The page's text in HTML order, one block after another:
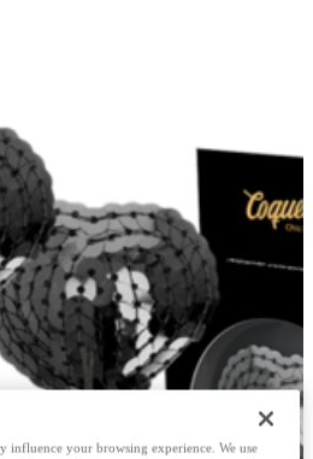
influence your browsing experience. We use